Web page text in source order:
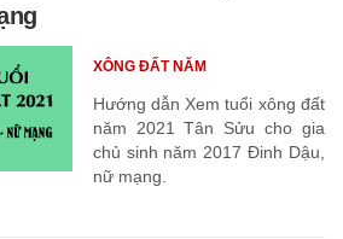
Hướng dẫn Xem tuổi xông đất
năm 2021 Tân Sửu cho gia
chủ sinh năm 2017 Đinh Dậu,
nữ mạng.
XÔNG ĐẤT NĂM